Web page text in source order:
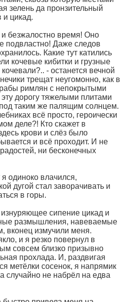
зелень да пронзительный
и цикад.
безжалостно время! Оно
подвластно! Даже следов
Какие тут катились
кочевые кибитки и грузные
- останется вечной
трещат неугомонно, как в
римлян с непокрытыми
дорогу тяжелыми плитами
под таким же палящим солнцем.
всё просто, героически
деле?! Кто скажет в
крови и слёз было
и всё проходит. И не
ни бесконечных
я одиноко влачился,
дугой стал заворачивать и
в горы.
изнуряющее сипение цикад и
размышления, навеваемые
вконец измучили меня.
и я резко повернул в
совсем близко призывно
прохлада. И, раздвигая
метёлки сосенок, я напрямик
случайно не набрёл на едва